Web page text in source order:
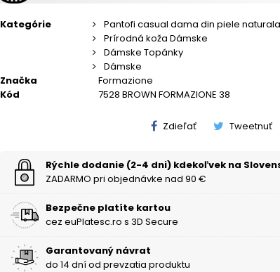
Kategórie
Pantofi casual dama din piele naturala
Prírodná koža Dámske
Dámske Topánky
Dámske
Značka
Formazione
Kód
7528 BROWN FORMAZIONE 38
Zdieľať Tweetnuť
Rýchle dodanie (2-4 dni) kdekoľvek na
ZADARMO pri objednávke nad 90 €
Bezpečne platíte kartou
cez euPlatesc.ro s 3D Secure
Garantovaný návrat
do 14 dní od prevzatia produktu